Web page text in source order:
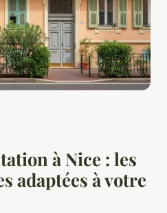
à Nice : les
adaptées à votre